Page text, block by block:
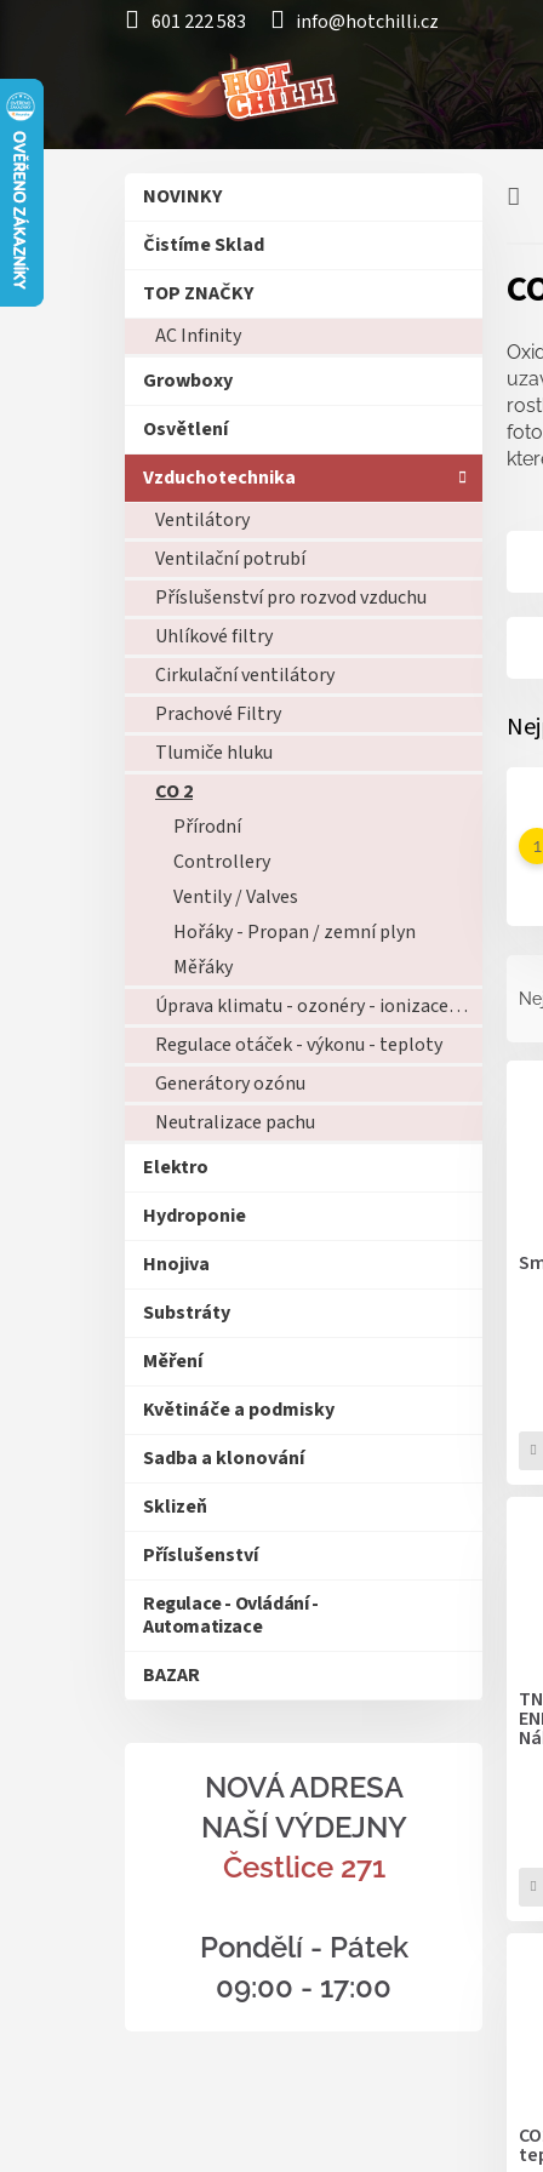
601 222 583 info@hotchilli.cz
a
a
e
Přeskočit
NOVINKY
Čistíme Sklad
TOP ZNAČKY
AC Infinity
Growboxy
Osvětlení
Vzduchotechnika
Ventilátory
Ventilační potrubí
Příslušenství pro rozvod vzduchu
Uhlíkové filtry
Cirkulační ventilátory
Prachové Filtry
Tlumiče hluku
CO 2
Přírodní
Controllery
Ventily / Valves
Hořáky - Propan / zemní plyn
Měřáky
Úprava klimatu - ozonéry - ionizace - zvlhčovače - atd...
Regulace otáček - výkonu - teploty
Generátory ozónu
Neutralizace pachu
Elektro
Hydroponie
Hnojiva
Substráty
Měření
Květináče a podmisky
Sadba a klonování
Sklizeň
Příslušenství
Regulace - Ovládání -
Automatizace
BAZAR
NOVÁ ADRESA
NAŠÍ VÝDEJNY
Čestlice 271
Pondělí - Pátek
09:00 - 17:00